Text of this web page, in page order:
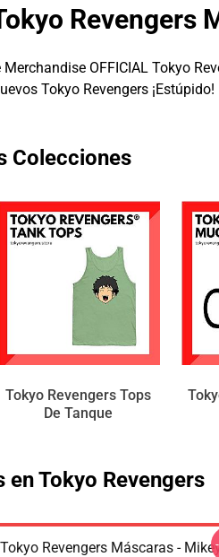
Revengers
OFFICIAL Tokyo
Tokyo Revengers ¡Estúpido!
Colecciones
Tokyo Revengers Tops
De Tanque
Tokyo Revengers
Tokyo Revengers Máscaras -